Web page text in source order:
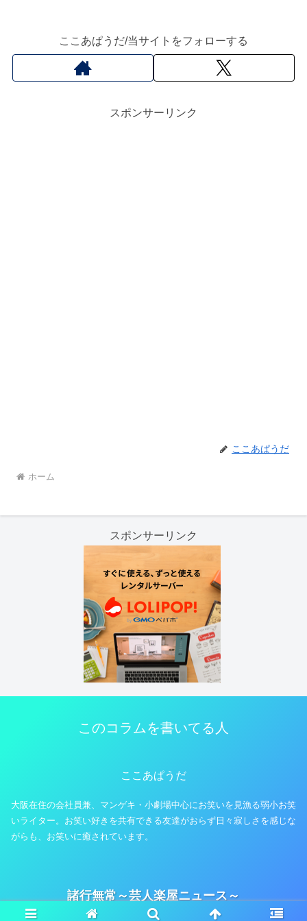
ここあぱうだ/当サイトをフォローする
スポンサーリンク
ここあぱうだ
ホーム
スポンサーリンク
このコラムを書いてる人
ここあぱうだ
大阪在住の会社員兼、マンゲキ・小劇場中心にお笑いを見漁る弱小お笑
いライター。お笑い好きを共有できる友達がおらず日々寂しさを感じな
がらも、お笑いに癒されています。
諸行無常～芸人楽屋ニュース～
© 2023 諸行無常～芸人楽屋ニュース～.